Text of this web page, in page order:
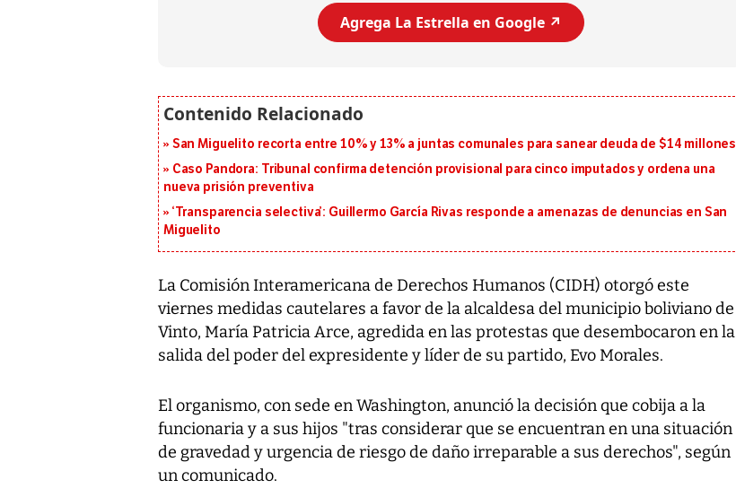
Agrega La Estrella en Google ↗️
San Miguelito recorta entre 10% y 13% a juntas comunales para sanear deuda de $14 millones
Caso Pandora: Tribunal confirma detención provisional para cinco imputados y ordena una
nueva prisión preventiva
‘Transparencia selectiva’: Guillermo García Rivas responde a amenazas de denuncias en San
Miguelito
La Comisión Interamericana de Derechos Humanos (CIDH) otorgó este
viernes medidas cautelares a favor de la alcaldesa del municipio boliviano de
Vinto, María Patricia Arce, agredida en las protestas que desembocaron en la
salida del poder del expresidente y líder de su partido, Evo Morales.
El organismo, con sede en Washington, anunció la decisión que cobija a la
funcionaria y a sus hijos "tras considerar que se encuentran en una situación
de gravedad y urgencia de riesgo de daño irreparable a sus derechos", según
un comunicado.
7,1 se registró este martes 28 de
julio en la prefectura de Kumamoto,
al sur de Japón, provocando una